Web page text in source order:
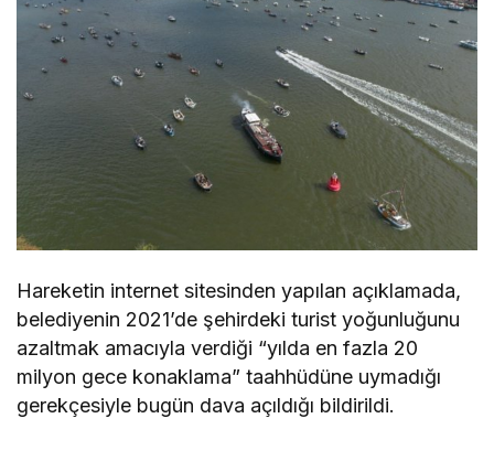
Hareketin internet sitesinden yapılan açıklamada,
belediyenin 2021’de şehirdeki turist yoğunluğunu
azaltmak amacıyla verdiği “yılda en fazla 20
milyon gece konaklama” taahhüdüne uymadığı
gerekçesiyle bugün dava açıldığı bildirildi.